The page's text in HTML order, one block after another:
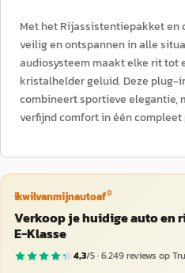
Met het Rijassistentiepakket en
veilig en ontspannen in alle
audiosysteem maakt elke rit tot
kristalhelder geluid. Deze plug-
combineert sportieve elegantie,
verfijnd comfort in één compleet
ikwilvanmijnautoaf®
Verkoop je huidige auto en
E-Klasse
4,3/5 ·6.249reviews op